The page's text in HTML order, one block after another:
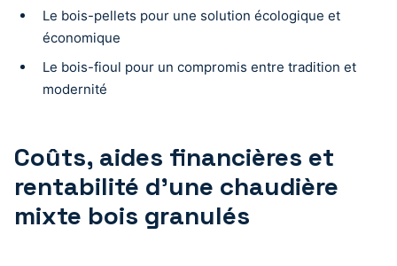
Le bois-pellets pour une solution écologique et
économique
Le bois-fioul pour un compromis entre tradition et
modernité
Coûts, aides financières et
rentabilité d’une chaudière
mixte bois granulés